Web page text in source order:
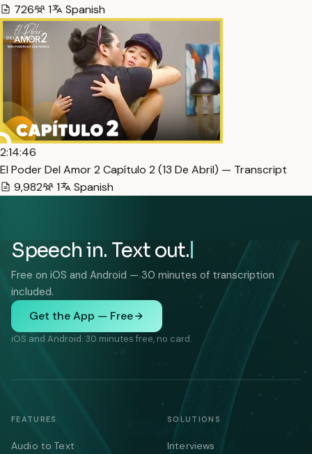
726
1 Spanish
2:14:46
El Poder Del Amor 2 Capítulo 2 (13 De Abril) — Transcript
9,982
1 Spanish
Speech in. Text out.
Free on iOS and Android — 30 minutes of transcription
included.
Get the App — Free
iOS and Android. 30 minutes free, no card.
FEATURES
Audio to Text
SOLUTIONS
Interviews